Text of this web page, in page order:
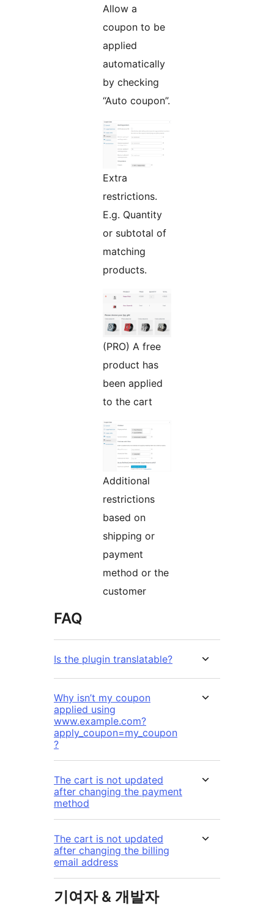
Allow a
coupon to be
applied
automatically
by checking
“Auto coupon”.
Extra
restrictions.
E.g. Quantity
or subtotal of
matching
products.
(PRO) A free
product has
been applied
to the cart
Additional
restrictions
based on
shipping or
payment
method or the
customer
FAQ
Is the plugin translatable?
Why isn’t my coupon
applied using
www.example.com?
apply_coupon=my_coupon
?
The cart is not updated
after changing the payment
method
The cart is not updated
after changing the billing
email address
기여자 & 개발자